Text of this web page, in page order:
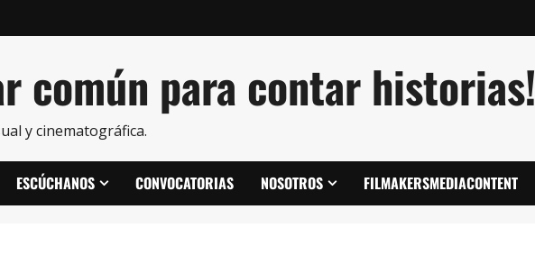
común para contar historias!
y cinematográfica.
ESCÚCHANOS CONVOCATORIAS NOSOTROS FILMAKERSMEDIACONTENT